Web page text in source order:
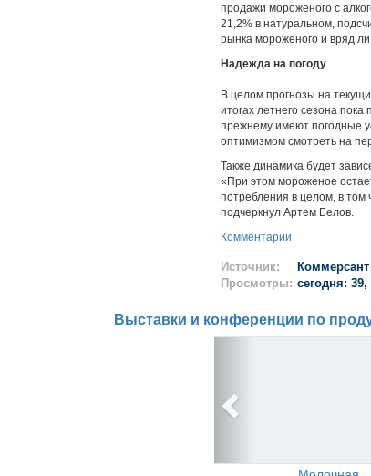
продажи мороженого с
21,2% в натуральном,
рынка мороженого и вряд
Надежда на погоду
В целом прогнозы на
итогах летнего сезона
прежнему имеют погодные
оптимизмом смотреть на
Также динамика будет
«При этом мороженое
потребления в целом, в том
подчеркнул Артем Белов.
Комментарии
Источник:
Коммерсант
Просмотры: сегодня: 39,
Выставки и конференции по